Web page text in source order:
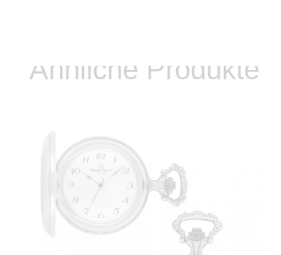
Ähnliche Produkte
TASCHENUHR 31018 AMSA – MOTIV „DER
PFLÜGENDE BAUER“